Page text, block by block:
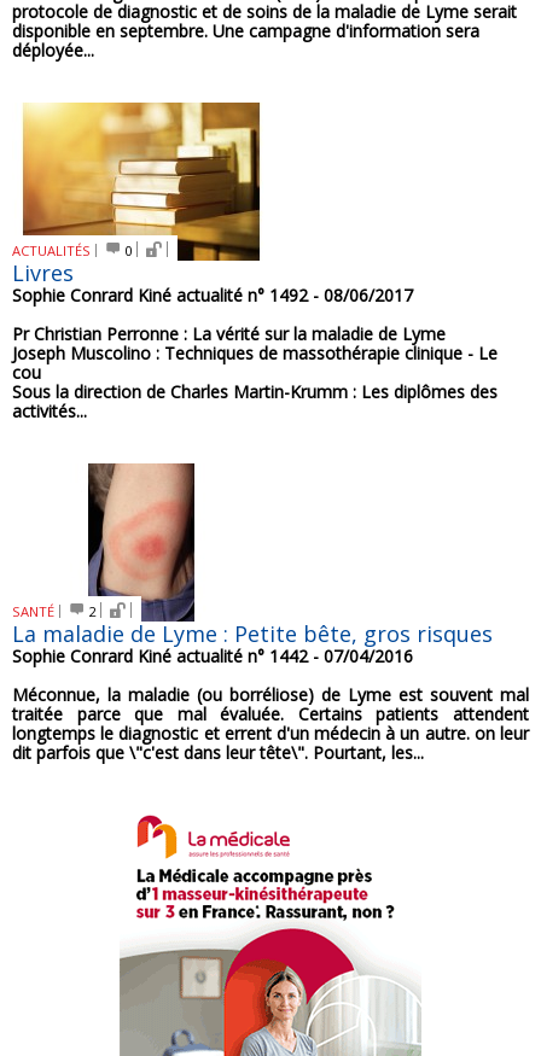
protocole de diagnostic et de soins de la maladie de Lyme serait
disponible en septembre. Une campagne d'information sera
déployée...
ACTUALITÉS 0
Livres
Sophie Conrard Kiné actualité n° 1492 - 08/06/2017
Pr Christian Perronne : La vérité sur la maladie de Lyme
Joseph Muscolino : Techniques de massothérapie clinique - Le
cou
Sous la direction de Charles Martin-Krumm : Les diplômes des
activités...
SANTÉ 2
La maladie de Lyme : Petite bête, gros risques
Sophie Conrard Kiné actualité n° 1442 - 07/04/2016
Méconnue, la maladie (ou borréliose) de Lyme est souvent mal
traitée parce que mal évaluée. Certains patients attendent
longtemps le diagnostic et errent d'un médecin à un autre. on leur
dit parfois que \"c'est dans leur tête\". Pourtant, les...